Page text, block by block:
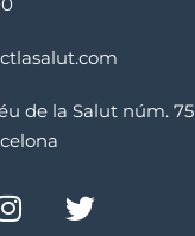
de la Salut núm. 75